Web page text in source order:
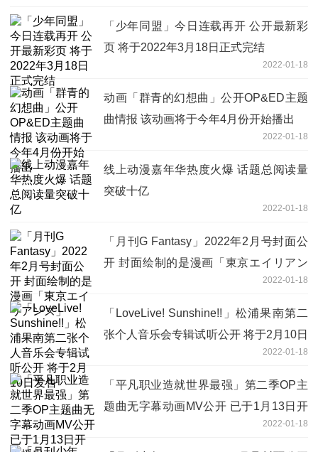
「少年同盟」今日连载再开 公开最新彩
页 将于2022年3月18日正式完结
2022-01-18
动画「群青的幻想曲」公开OP&ED主题
曲情报 该动画将于今年4月份开始播出
2022-01-18
线上动漫嘉年华热度火爆 话题总阅读量
突破十亿
2022-01-18
「月刊G Fantasy」2022年2月号封面公
开 封面绘制的是漫画「東京エイリアン
2022-01-18
「LoveLive! Sunshine!!」松浦果南第二
张个人音乐会专辑试听公开 将于2月10日
2022-01-18
「平凡职业造就世界最强」第二季OP主
题曲无字幕动画MV公开 已于1月13日开
2022-01-18